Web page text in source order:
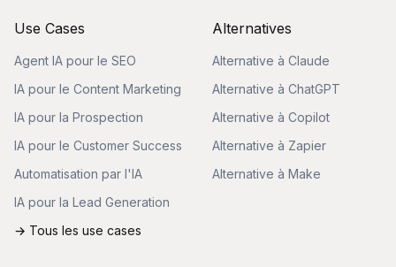
Use Cases
Agent IA pour le SEO
IA pour le Content Marketing
IA pour la Prospection
IA pour le Customer Success
Automatisation par l'IA
IA pour la Lead Generation
→ Tous les use cases
Alternatives
Alternative à Claude
Alternative à ChatGPT
Alternative à Copilot
Alternative à Zapier
Alternative à Make